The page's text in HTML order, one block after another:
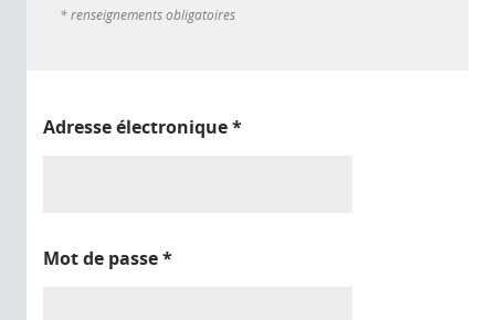
* renseignements obligatoires
Adresse électronique*
Mot de passe*